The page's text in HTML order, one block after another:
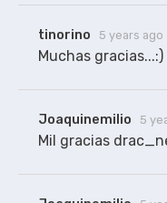
tinorino 5 years ago
Muchas gracias...:)
Joaquinemilio 5
Mil gracias